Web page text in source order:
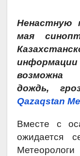
Ненастную
мая
возможна
дождь,
Qazaqstan
Вместе с
ожидается